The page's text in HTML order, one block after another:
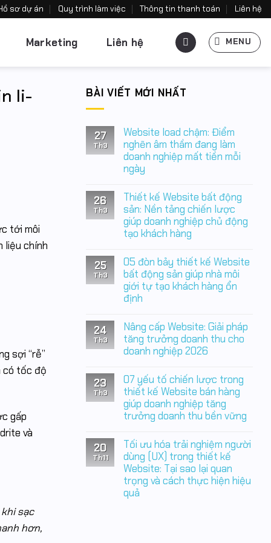
sơ dự án Quy trình làm việc Thông tin thanh toán Liên hệ
Marketing Liên hệ MENU
li-
tới môi
liệu chính
sợi “rễ”
có tốc độ
gấp
và
sạc
hơn,
BÀI VIẾT MỚI NHẤT
27
Th3
Website load chậm: Điểm
nghẽn âm thầm đang làm
doanh nghiệp mất tiền mỗi
ngày
bình
luận
ở
Website
load
chậm:
nghẽn
âm
thầm
đang
làm
doanh
tiền
mỗi
ngày
26
Th3
Thiết kế Website bất động
sản: Nền tảng chiến lược
giúp doanh nghiệp chủ động
tạo khách hàng
bình
luận
ở
Thiết
kế
Website
động
sản:
Nền
tảng
chiến
giúp
doanh
nghiệp
chủ
động
tạo
25
Th3
05 đòn bảy thiết kế Website
bất động sản giúp nhà môi
giới tự tạo khách hàng ổn
định
bình
luận
ở
05
thiết
kế
Website
bất
động
sản
nhà
môi
giới
tự
tạo
khách
hàng
ổn
24
Th3
Nâng cấp Website: Giải pháp
tăng trưởng doanh thu cho
doanh nghiệp 2026
bình
luận
ở
Nâng
cấp
pháp
tăng
trưởng
doanh
thu
cho
doanh
nghiệp
23
Th3
07 yếu tố chiến lược trong
thiết kế Website bán hàng
giúp doanh nghiệp tăng
trưởng doanh thu bền vững
bình
luận
ở
07
yếu
chiến
20
Th11
Tối ưu hóa trải nghiệm người
dùng (UX) trong thiết kế
Website: Tại sao lại quan
trọng và cách thực hiện hiệu
quả